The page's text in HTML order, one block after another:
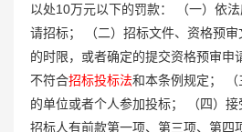
以处10万元以下的罚款： （一）依
请招标； （二）招标文件、资格预
的时限，或者确定的提交资格预审申
不符合招标投标法和本条例规定；
的单位或者个人参加投标； （四）接
招标人有前款第一项、第三项、第四